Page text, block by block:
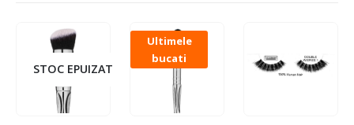
STOC EPUIZAT
Ultimele
bucati